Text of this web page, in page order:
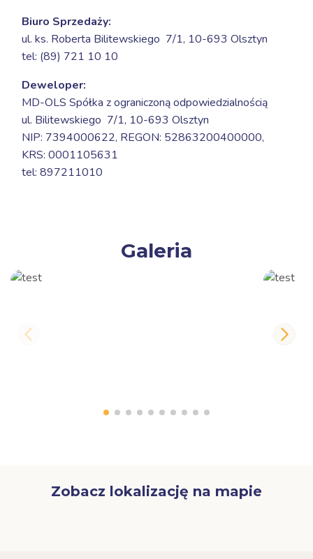
Biuro Sprzedaży:
ul. ks. Roberta Bilitewskiego 7/1, 10-693 Olsztyn
tel: (89) 721 10 10
Deweloper:
MD-OLS Spółka z ograniczoną odpowiedzialnością
ul. Bilitewskiego 7/1, 10-693 Olsztyn
NIP: 7394000622, REGON: 52863200400000,
KRS: 0001105631
tel: 897211010
Galeria
Zobacz lokalizację na mapie